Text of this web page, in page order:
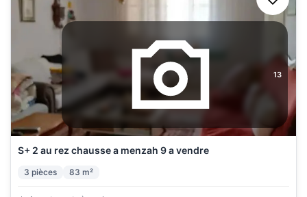
13
S+ 2 au rez chausse a menzah 9 a vendre
3 pièces 83 m²